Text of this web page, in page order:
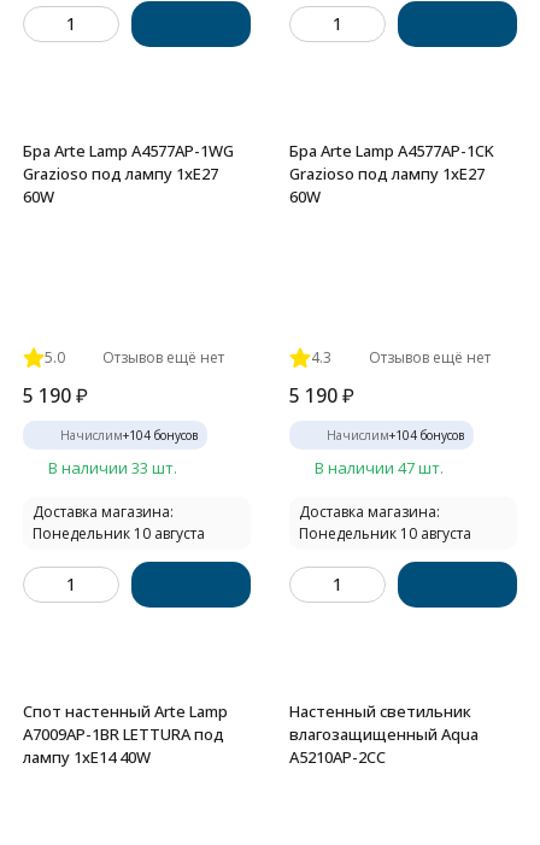
Бра Arte Lamp A4577AP-1WG
Grazioso под лампу 1xE27
60W
5.0 Отзывов ещё нет
5 190₽
Начислим+104 бонусов
В наличии 33 шт.
Доставка магазина:
Понедельник 10 августа
Бра Arte Lamp A4577AP-1CK
Grazioso под лампу 1xE27
60W
4.3 Отзывов ещё нет
5 190₽
Начислим+104 бонусов
В наличии 47 шт.
Доставка магазина:
Понедельник 10 августа
Спот настенный Arte Lamp
A7009AP-1BR LETTURA под
лампу 1xE14 40W
Настенный светильник
влагозащищенный Aqua
A5210AP-2CC